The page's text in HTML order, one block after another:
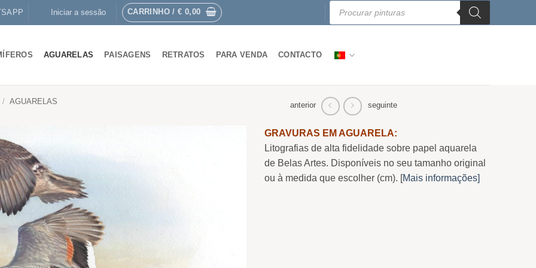
Iniciar a sessão CARRINHO /€ 0,00
Products
search
AGUARELAS PAISAGENS RETRATOS PARA VENDA CONTACTO
/ AGUARELAS anterior seguinte
GRAVURAS EM AGUARELA:
Litografias de alta fidelidade sobre papel aquarela
de Belas Artes. Disponíveis no seu tamanho original
ou à medida que escolher (cm). [Mais informações]